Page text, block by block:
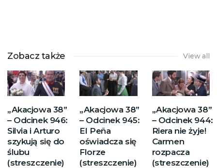
Zobacz także View all
„Akacjowa 38”
– Odcinek 946:
Silvia i Arturo
szykują się do
ślubu
(streszczenie)
„Akacjowa 38”
– Odcinek 945:
El Peña
oświadcza się
Florze
(streszczenie)
„Akacjowa 38”
– Odcinek 944:
Riera nie żyje!
Carmen
rozpacza
(streszczenie)